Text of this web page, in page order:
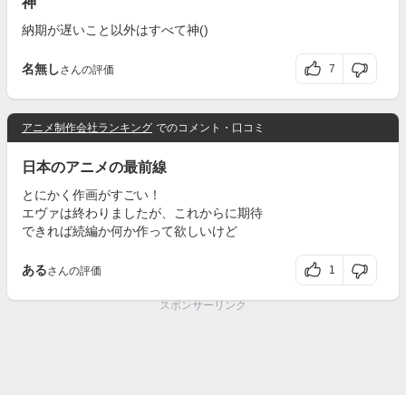
納期が遅いこと以外はすべて神()
名無しさんの評価 7
アニメ制作会社ランキング でのコメント・口コミ
日本のアニメの最前線
とにかく作画がすごい！
エヴァは終わりましたが、これからに期待
できれば続編か何か作って欲しいけど
あるさんの評価 1
スポンサーリンク